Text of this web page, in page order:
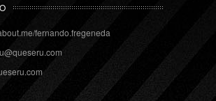
fernando.fregeneda